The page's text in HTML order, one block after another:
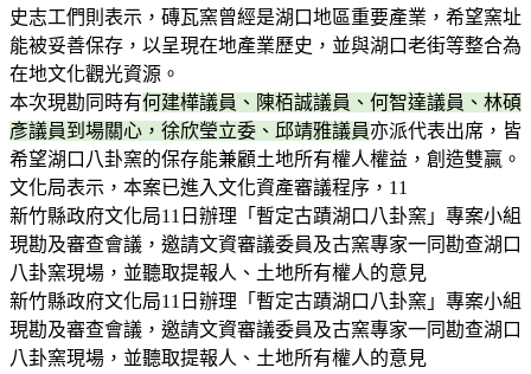
史志工們則表示，磚瓦窯曾經是湖口地區重要產業，希望窯址
能被妥善保存，以呈現在地產業歷史，並與湖口老街等整合為
在地文化觀光資源。
本次現勘同時有何建樺議員、陳栢誠議員、何智達議員、林碩
彥議員到場關心，徐欣瑩立委、邱靖雅議員亦派代表出席，皆
希望湖口八卦窯的保存能兼顧土地所有權人權益，創造雙贏。
文化局表示，本案已進入文化資產審議程序，11
新竹縣政府文化局11日辦理「暫定古蹟湖口八卦窯」專案小組
現勘及審查會議，邀請文資審議委員及古窯專家一同勘查湖口
八卦窯現場，並聽取提報人、土地所有權人的意見
新竹縣政府文化局11日辦理「暫定古蹟湖口八卦窯」專案小組
現勘及審查會議，邀請文資審議委員及古窯專家一同勘查湖口
八卦窯現場，並聽取提報人、土地所有權人的意見